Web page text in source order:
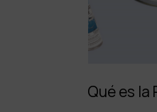
Qué es la